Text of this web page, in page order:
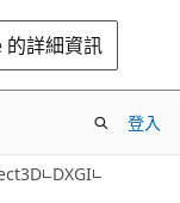
詳細資訊
登入
DXGI